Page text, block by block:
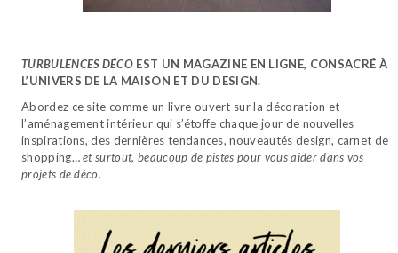
TURBULENCES DÉCO EST UN MAGAZINE EN LIGNE, CONSACRÉ À
L’UNIVERS DE LA MAISON ET DU DESIGN.
Abordez ce site comme un livre ouvert sur la décoration et
l’aménagement intérieur qui s’étoffe chaque jour de nouvelles
inspirations, des dernières tendances, nouveautés design, carnet de
shopping…et surtout, beaucoup de pistes pour vous aider dans vos
projets de déco.